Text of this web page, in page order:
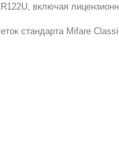
включая
стандарта Mifare